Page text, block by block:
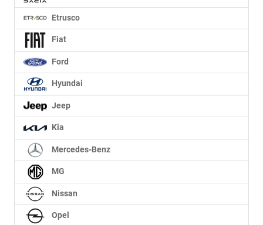
Etrusco
Fiat
Ford
Hyundai
Jeep
Kia
Mercedes-Benz
MG
Nissan
Opel